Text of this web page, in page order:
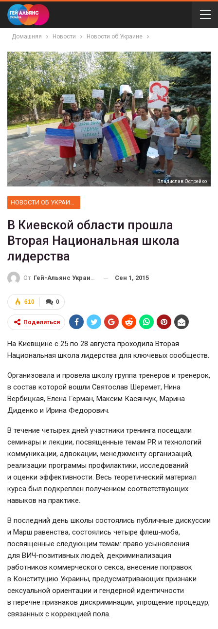
Домашняя Новости Новости об Украине
Владислав Острейко
В Киевской области прошла
Вторая Национальная школа
лидерства
От Гей-Альянс Украина Сен 1, 2015
0
610
Поделиться
На Киевщине с 25 по 28 августа проходила Вторая
Национальная школа лидерства для ключевых сообществ.
Организовала и провела школу группа тренеров и тренерок,
в состав которой вошли Святослав Шеремет, Нина
Вербицкая, Елена Герман, Максим Касянчук, Марина
Диденко и Ирина Федорович.
В течение четырех дней участники тренинга посещали
семинары и лекции, посвященные темам PR и технологий
коммуникации, адвокации, менеджменту организаций,
реализации программы профилактики, исследований
и оценки эффективности. Весь теоретический материал
курса был подкреплен получением соответствующих
навыков на практике.
В последний день школы состоялись публичные дискуссии
и Марш равенства, состоялись четыре флеш-моба,
посвященные следующим темам: право усыновления
для ВИЧ-позитивных людей, декриминализация
работников коммерческого секса, внесение поправок
в Конституцию Украины, предусматривающих признаки
сексуальной ориентации и гендерной идентичности
в перечне признаков дискриминации, упрощение процедур,
связанных с коррекцией пола.